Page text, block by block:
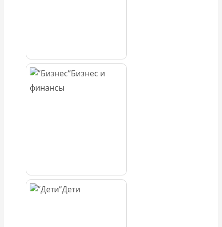
Бизнес и
финансы
Дети